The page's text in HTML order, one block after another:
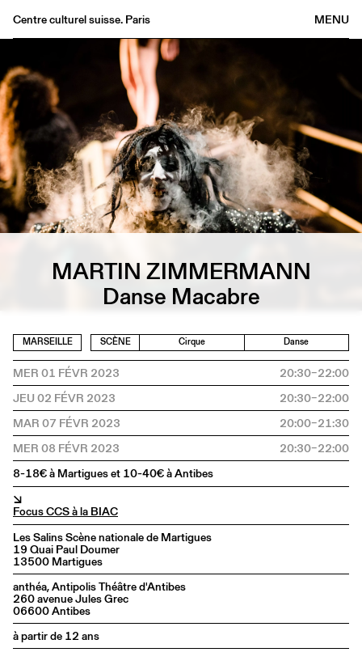
MENU
Centre culturel suisse. Paris
Librairie
Buvette
Archives
Médiathèque
Éditions
Informations
FR/EN
MARTIN ZIMMERMANN
Danse Macabre
MARSEILLE SCÈNE Cirque Danse
MER 01 FÉVR 2023
20:30–22:00
JEU 02 FÉVR 2023
20:30–22:00
MAR 07 FÉVR 2023
20:00–21:30
MER 08 FÉVR 2023
20:30–22:00
8-18€ à Martigues et 10-40€ à Antibes
↘
Focus CCS à la BIAC
Les Salins Scène nationale de Martigues
19 Quai Paul Doumer
13500 Martigues
anthéa, Antipolis Théâtre d'Antibes
260 avenue Jules Grec
06600 Antibes
à partir de 12 ans